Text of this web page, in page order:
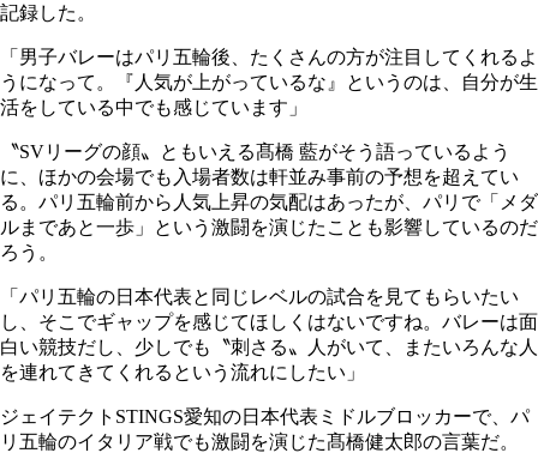
記録した。
「男子バレーはパリ五輪後、たくさんの方が注目してくれるよ
うになって。『人気が上がっているな』というのは、自分が生
活をしている中でも感じています」
〝SVリーグの顔〟ともいえる髙橋 藍がそう語っているよう
に、ほかの会場でも入場者数は軒並み事前の予想を超えてい
る。パリ五輪前から人気上昇の気配はあったが、パリで「メダ
ルまであと一歩」という激闘を演じたことも影響しているのだ
ろう。
「パリ五輪の日本代表と同じレベルの試合を見てもらいたい
し、そこでギャップを感じてほしくはないですね。バレーは面
白い競技だし、少しでも〝刺さる〟人がいて、またいろんな人
を連れてきてくれるという流れにしたい」
ジェイテクトSTINGS愛知の日本代表ミドルブロッカーで、パ
リ五輪のイタリア戦でも激闘を演じた髙橋健太郎の言葉だ。